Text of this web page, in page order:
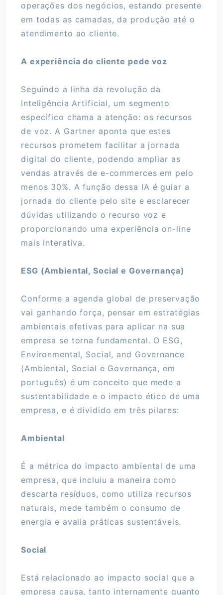
operações dos negócios, estando presente
em todas as camadas, da produção até o
atendimento ao cliente.
A experiência do cliente pede voz
Seguindo a linha da revolução da
Inteligência Artificial, um segmento
específico chama a atenção: os recursos
de voz. A Gartner aponta que estes
recursos prometem facilitar a jornada
digital do cliente, podendo ampliar as
vendas através de e-commerces em pelo
menos 30%. A função dessa IA é guiar a
jornada do cliente pelo site e esclarecer
dúvidas utilizando o recurso voz e
proporcionando uma experiência on-line
mais interativa.
ESG (Ambiental, Social e Governança)
Conforme a agenda global de preservação
vai ganhando força, pensar em estratégias
ambientais efetivas para aplicar na sua
empresa se torna fundamental. O ESG,
Environmental, Social, and Governance
(Ambiental, Social e Governança, em
português) é um conceito que mede a
sustentabilidade e o impacto ético de uma
empresa, e é dividido em três pilares:
Ambiental
É a métrica do impacto ambiental de uma
empresa, que incluiu a maneira como
descarta resíduos, como utiliza recursos
naturais, mede também o consumo de
energia e avalia práticas sustentáveis.
Social
Está relacionado ao impacto social que a
empresa causa, tanto internamente quanto